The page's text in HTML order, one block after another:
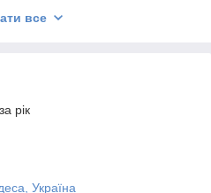
енергоємних споживачів і
все
рік
Україна